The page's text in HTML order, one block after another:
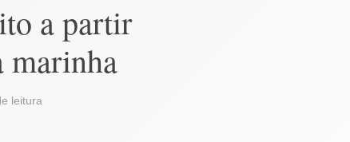
a partir
marinha
leitura